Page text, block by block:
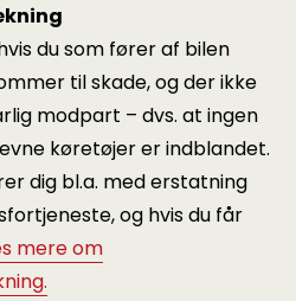
du som fører af bilen
til skade, og der ikke
modpart – dvs. at ingen
køretøjer er indblandet.
dig bl.a. med erstatning
og hvis du får
mere om